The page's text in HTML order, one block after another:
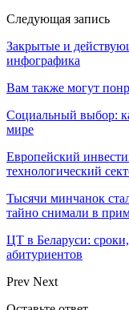
Следующая запись
Закрытые и
инфографика
Вам также могут
Социальный выбор:
мире
Европейский
технологический
Тысячи минчанок
тайно снимали в
ЦТ в Беларуси:
абитуриентов
Prev Next